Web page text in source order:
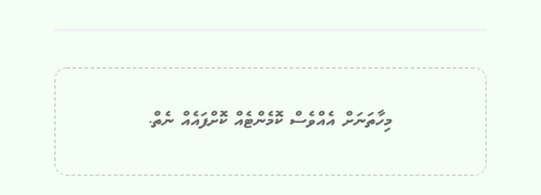
މިހާތަނަށް އެއްވެސް ކޮމެންޓެއް ކޮށްފައެއް ނެތް.